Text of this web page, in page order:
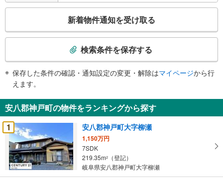
検
知
を
受
け
取
る
・
条
新着物件通知を受け取る
検索条件を保存する
保存した条件の確認・通知設定の変更・解除はマイページから行
えます。
安八郡神戸町の物件をランキングから探す
1
安八郡神戸町大字柳瀬
1,150万円
7SDK
219.35m2
（登記）
岐阜県安八郡神戸町大字柳瀬